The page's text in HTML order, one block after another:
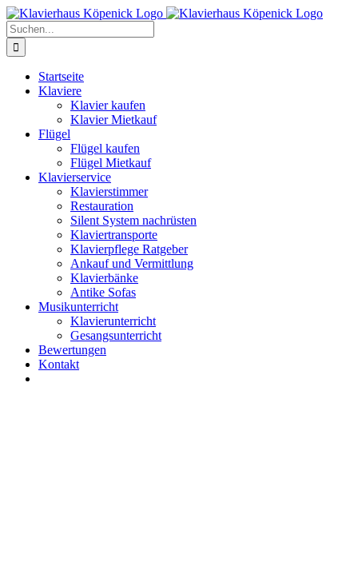
Zum
Inhalt
springen
Suche
nach:
Startseite
Klaviere
Klavier kaufen
Klavier Mietkauf
Flügel
Flügel kaufen
Flügel Mietkauf
Klavierservice
Klavierstimmer
Restauration
Silent System nachrüsten
Klaviertransporte
Klavierpflege Ratgeber
Ankauf und Vermittlung
Klavierbänke
Antike Sofas
Musikunterricht
Klavierunterricht
Gesangsunterricht
Bewertungen
Kontakt